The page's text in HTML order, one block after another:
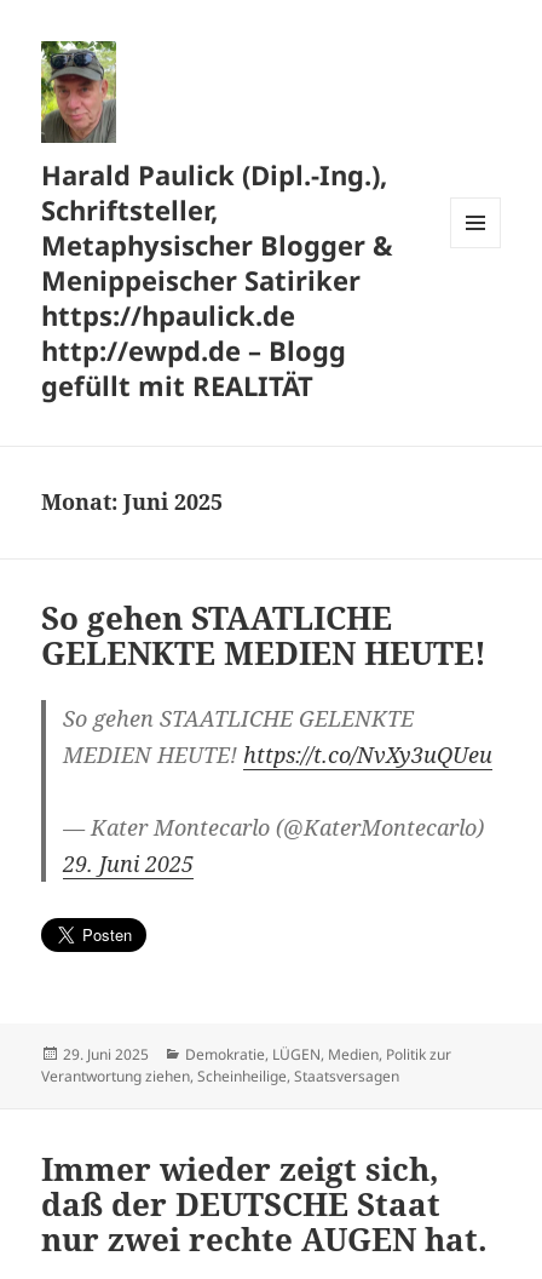
Harald Paulick (Dipl.-Ing.),
Schriftsteller,
Metaphysischer Blogger &
Menippeischer Satiriker
https://hpaulick.de
http://ewpd.de – Blogg
gefüllt mit REALITÄT
Monat:Juni 2025
So gehen STAATLICHE
GELENKTE MEDIEN HEUTE!
So gehen STAATLICHE GELENKTE
MEDIEN HEUTE! https://t.co/NvXy3uQUeu
— Kater Montecarlo (@KaterMontecarlo)
29. Juni 2025
Veröffentlicht
am
29. Juni 2025 Kategorien
Demokratie, LÜGEN, Medien, Politik zur
Verantwortung ziehen,Scheinheilige,Staatsversagen
Immer wieder zeigt sich,
daß der DEUTSCHE Staat
nur zwei rechte AUGEN hat.